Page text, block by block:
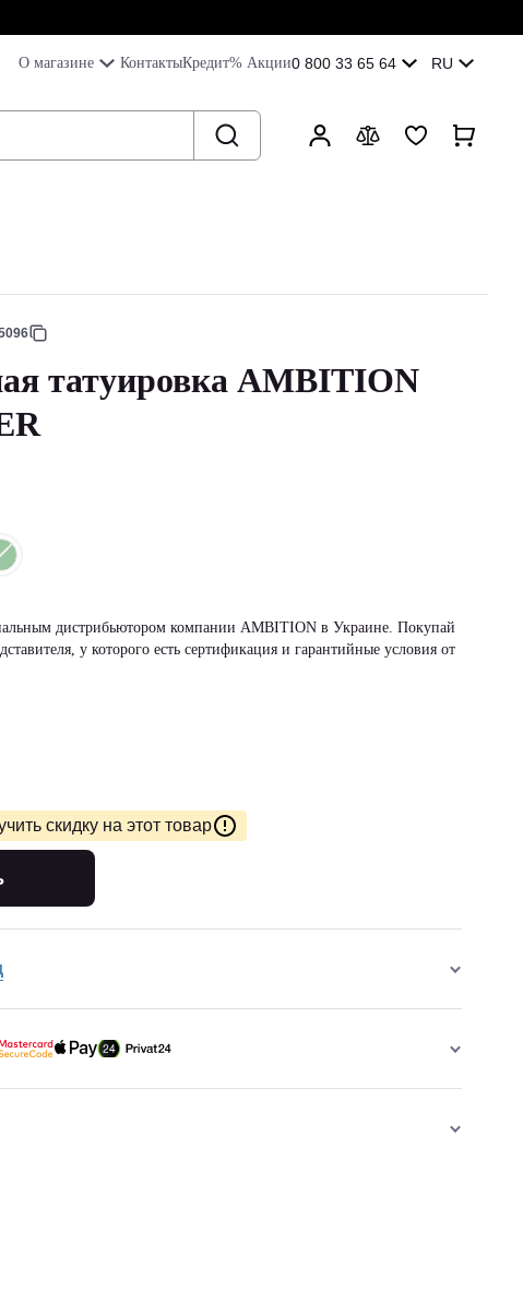
О магазине КонтактыКредит% Акции0 800 33 65 64 RU
татуировка AMBITION
дистрибьютором компании AMBITION в Украине. Покупай
у которого есть сертификация и гарантийные условия от
скидку на этот товар